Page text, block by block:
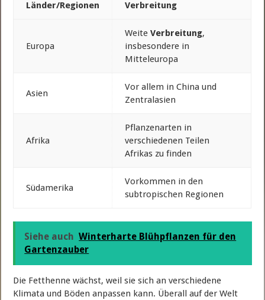
Länder/Regionen Verbreitung
Europa
WeiteVerbreitung,
insbesondere in
Mitteleuropa
Asien
Vor allem in China und
Zentralasien
Afrika
Pflanzenarten in
verschiedenen Teilen
Afrikas zu finden
Südamerika
Vorkommen in den
subtropischen Regionen
Siehe auch Winterharte Blühpflanzen für den
Gartenzauber
Die Fetthenne wächst, weil sie sich an verschiedene
Klimata und Böden anpassen kann. Überall auf der Welt